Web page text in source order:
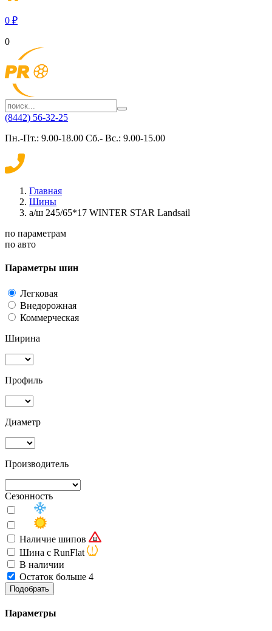
0 ₽
0
(8442) 56-32-25
Пн.-Пт.: 9.00-18.00 Сб.- Вс.: 9.00-15.00
Главная
Шины
а/ш 245/65*17 WINTER STAR Landsail
по параметрам
по авто
Параметры шин
Легковая
Внедорожная
Коммерческая
Ширина
Профиль
Диаметр
Производитель
Сезонность
Наличие шипов
Шина с RunFlat
В наличии
Остаток больше 4
Подобрать
Параметры